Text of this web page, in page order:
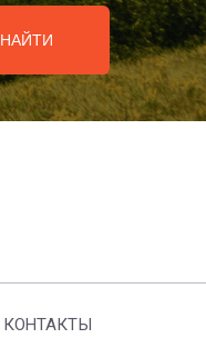
НАЙТИ
КОНТАКТЫ